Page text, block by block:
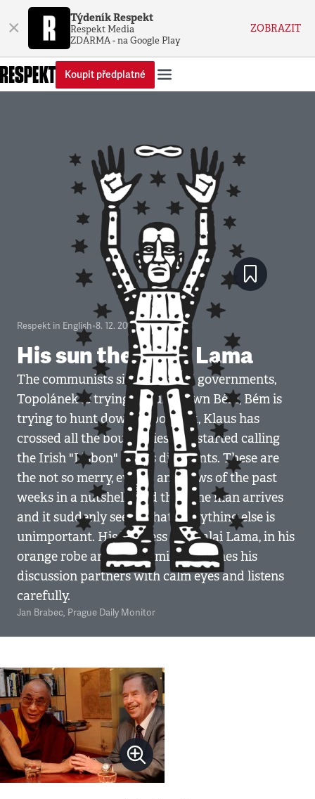
× Týdeník Respekt
Respekt Media
ZDARMA - na Google Play
ZOBRAZIT
Koupit předplatné
Respekt in English•8. 12. 2008•2minuty
His sun the Dalai Lama
The communists sit in regional governments,
Topolánek is trying to hunt down Bém, Bém is
trying to hunt down Topolánek, Klaus has
crossed all the boundaries and started calling
the Irish "Lisbon" rebels dissidents. These are
the not so merry, events and news of the past
weeks in a nutshell. And then one man arrives
and it suddenly seems that everything else is
unimportant. His holiness the Dalai Lama, in his
orange robe and peak, smiles, watches his
discussion partners with calm eyes and listens
carefully.
Jan Brabec, Prague Daily Monitor